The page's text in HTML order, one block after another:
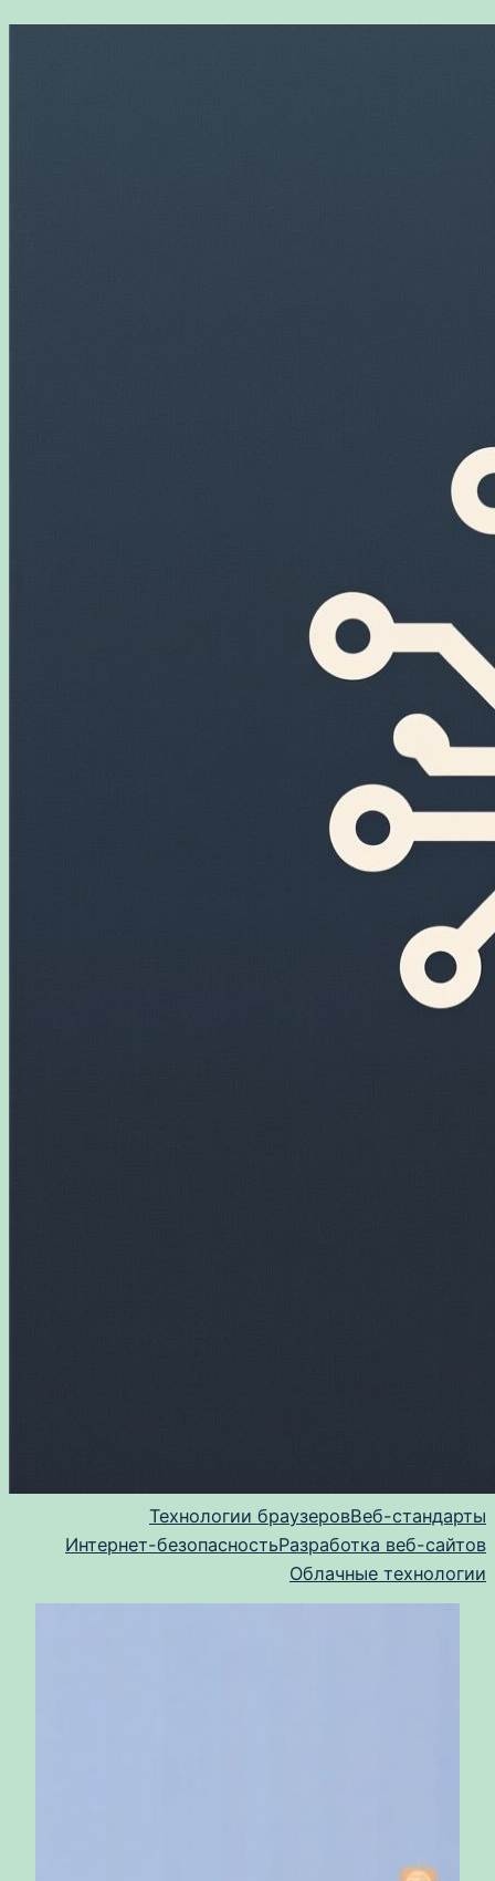
Перейти
Технологии браузеровВеб-стандарты
Интернет-безопасностьРазработка веб-сайтов
Облачные технологии